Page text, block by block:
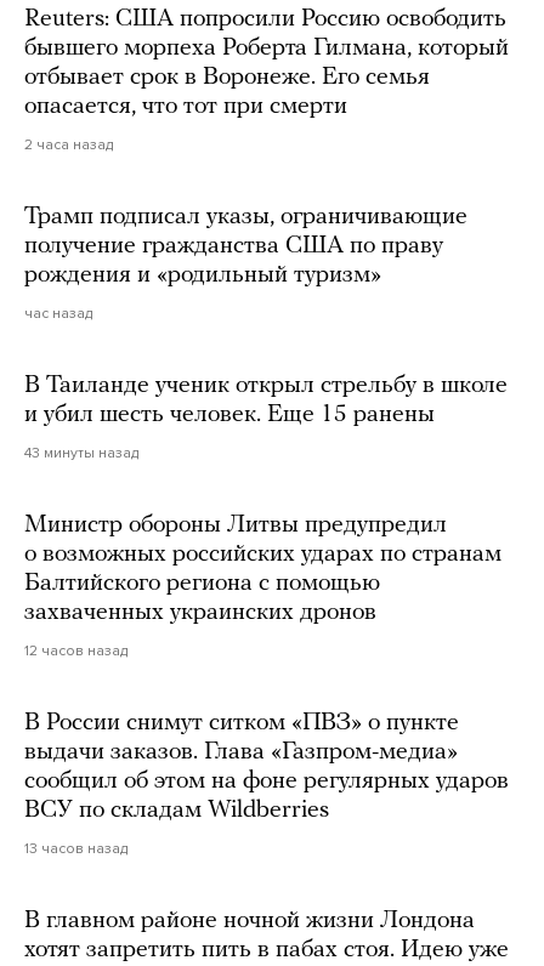
Reuters: США попросили Россию освободить
бывшего морпеха Роберта Гилмана, который
отбывает срок в Воронеже. Его семья
опасается, что тот при смерти
2 часа назад
Трамп подписал указы, ограничивающие
получение гражданства США по праву
рождения и «родильный туризм»
час назад
В Таиланде ученик открыл стрельбу в школе
и убил шесть человек. Еще 15 ранены
43 минуты назад
Министр обороны Литвы предупредил
о возможных российских ударах по странам
Балтийского региона с помощью
захваченных украинских дронов
12 часов назад
В России снимут ситком «ПВЗ» о пункте
выдачи заказов. Глава «Газпром-медиа»
сообщил об этом на фоне регулярных ударов
ВСУ по складам Wildberries
13 часов назад
В главном районе ночной жизни Лондона
хотят запретить пить в пабах стоя. Идею уже